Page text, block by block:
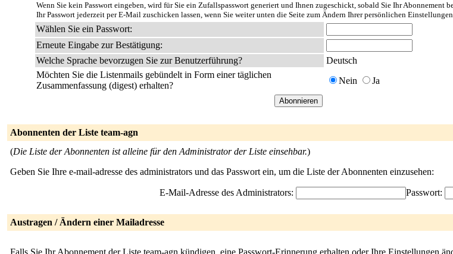
Wenn Sie kein Passwort eingeben, wird für Sie ein Zufallspasswort generiert und Ihnen zugeschickt, sobald Sie Ihr Abonnement
Ihr Passwort jederzeit per E-Mail zuschicken lassen, wenn Sie weiter unten die Seite zum Ändern Ihrer persönlichen
Wählen Sie ein Passwort:
Erneute Eingabe zur Bestätigung:
Welche Sprache bevorzugen Sie zur Benutzerführung?
Deutsch
Möchten Sie die Listenmails gebündelt in Form einer täglichen
Zusammenfassung (digest) erhalten?
Nein Ja
Abonnenten der Liste team-agn
(Die Liste der Abonnenten ist alleine für den Administrator der Liste einsehbar.)
Geben Sie Ihre e-mail-adresse des administrators und das Passwort ein, um die Liste der Abonnenten einzusehen:
E-Mail-Adresse des Administrators: Passwort:
Austragen / Ändern einer Mailadresse
Falls Sie Ihr Abonnement der Liste team-agn kündigen, eine Passwort-Erinnerung erhalten oder Ihre Einstellungen